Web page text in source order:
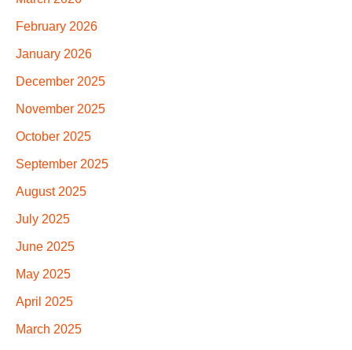
February 2026
January 2026
December 2025
November 2025
October 2025
September 2025
August 2025
July 2025
June 2025
May 2025
April 2025
March 2025